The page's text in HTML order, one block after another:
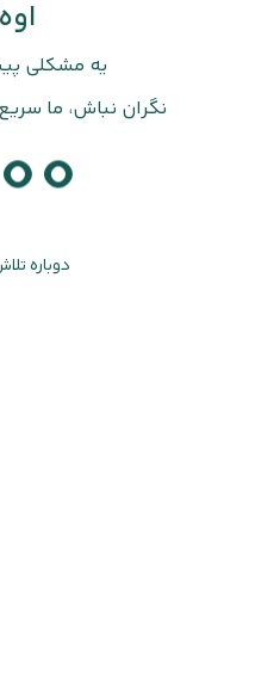
یه مشکلی
نگران نباش، ما
دوباره